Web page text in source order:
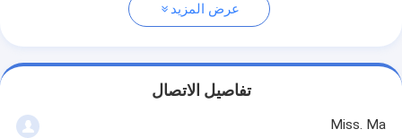
عرض المزيد
تفاصيل الاتصال
Miss. Ma